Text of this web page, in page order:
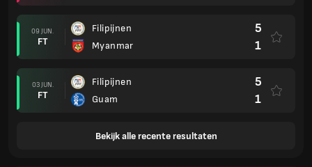
09 JUN.
FT
Filipijnen
Myanmar
5
1
03 JUN.
FT
Filipijnen
Guam
5
1
Bekijk alle recente resultaten